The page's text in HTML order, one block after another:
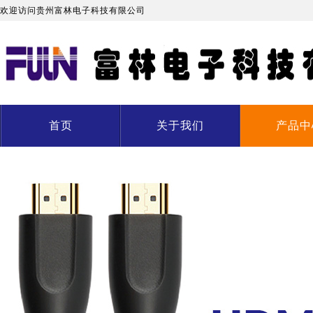
欢迎访问贵州富林电子科技有限公司
首页 关于我们 产品